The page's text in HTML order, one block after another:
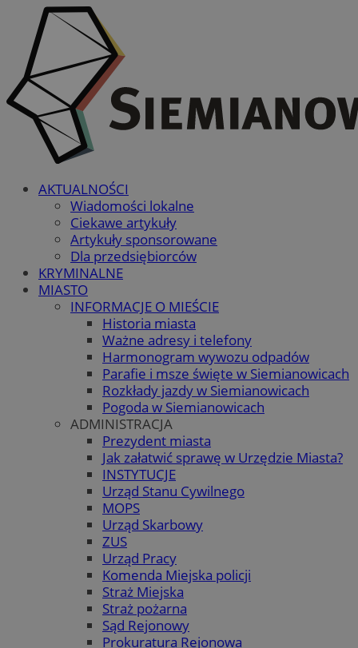
AKTUALNOŚCI
Wiadomości lokalne
Ciekawe artykuły
Artykuły sponsorowane
Dla przedsiębiorców
KRYMINALNE
MIASTO
INFORMACJE O MIEŚCIE
Historia miasta
Ważne adresy i telefony
Harmonogram wywozu odpadów
Parafie i msze święte w Siemianowicach
Rozkłady jazdy w Siemianowicach
Pogoda w Siemianowicach
ADMINISTRACJA
Prezydent miasta
Jak załatwić sprawę w Urzędzie Miasta?
INSTYTUCJE
Urząd Stanu Cywilnego
MOPS
Urząd Skarbowy
ZUS
Urząd Pracy
Komenda Miejska policji
Straż Miejska
Straż pożarna
Sąd Rejonowy
Prokuratura Rejonowa